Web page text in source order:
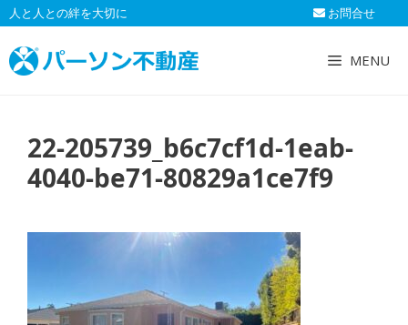
コ
ン
テ
ン
人と人との絆を大切に お問合せ
MENU
22-205739_b6c7cf1d-1eab-
4040-be71-80829a1ce7f9